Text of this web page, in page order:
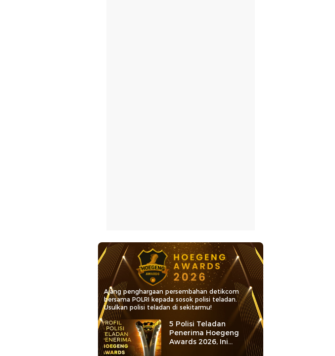
Ajang penghargaan persembahan detikcom
bersama POLRI kepada sosok polisi teladan.
Usulkan polisi teladan di sekitarmu!
5 Polisi Teladan
Penerima Hoegeng
Awards 2026, Ini
Kategori dan Kiprahnya